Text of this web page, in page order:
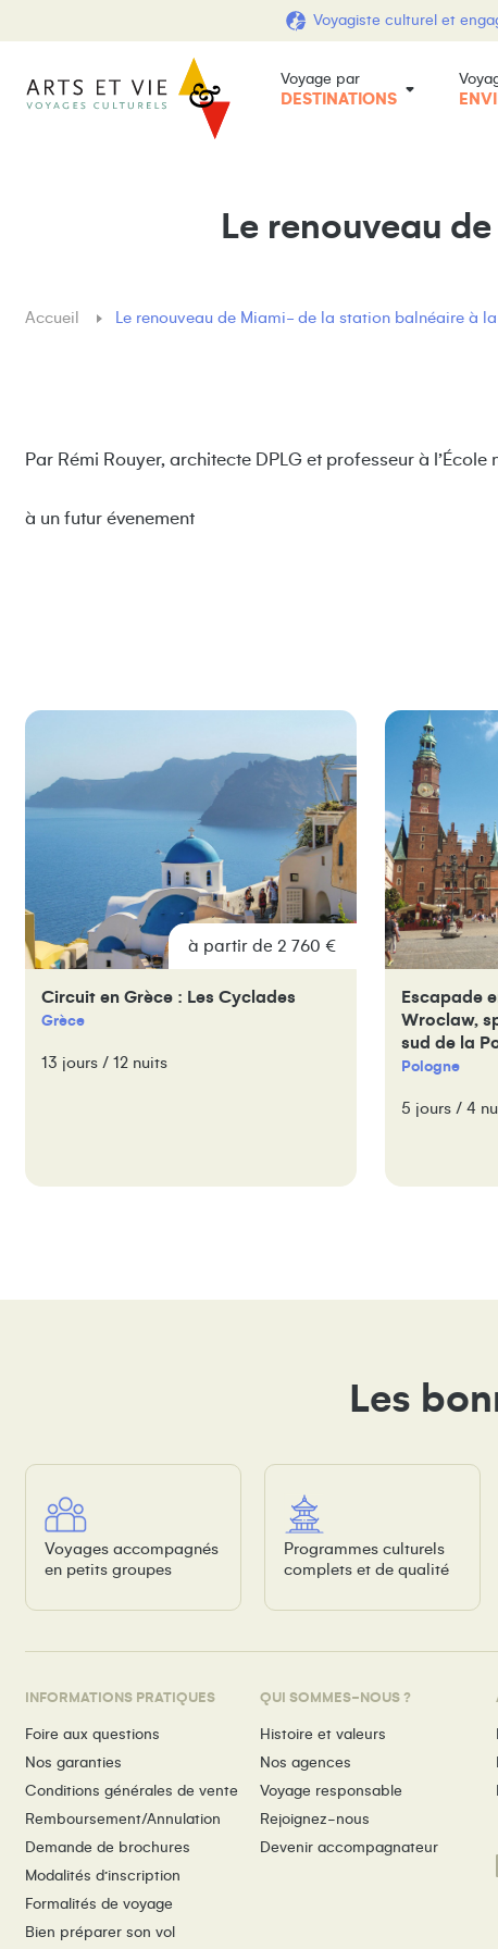
Voyagiste culturel et
Voyage par
DESTINATIONS
Le renouveau
Accueil Le renouveau de Miami- de la station balnéaire à
Par Rémi Rouyer, architecte DPLG et professeur à
à un futur évenement
à partir de 2 760 €
Circuit en Grèce : Les Cyclades
Grèce
13 jours / 12 nuits
Escapade
Wroclaw,
sud de la
Pologne
5 jours / 4
Les
Voyages accompagnés
en petits groupes
Programmes culturels
complets et de qualité
INFORMATIONS PRATIQUES
Foire aux questions
Nos garanties
Conditions générales de vente
Remboursement/Annulation
Demande de brochures
Modalités d’inscription
Formalités de voyage
Bien préparer son vol
QUI SOMMES-NOUS ?
Histoire et valeurs
Nos agences
Voyage responsable
Rejoignez-nous
Devenir accompagnateur